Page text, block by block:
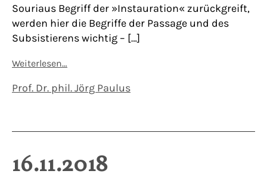
Souriaus Begriff der »Instauration« zurückgreift,
werden hier die Begriffe der Passage und des
Subsistierens wichtig – […]
Weiterlesen…
Prof. Dr. phil. Jörg Paulus
16.11.2018